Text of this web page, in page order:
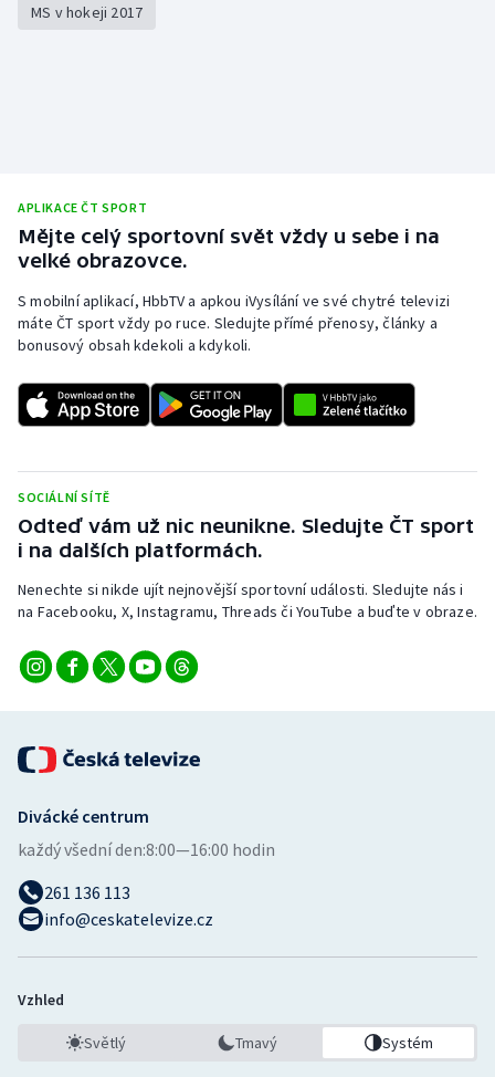
MS v hokeji 2017
APLIKACE ČT SPORT
Mějte celý sportovní svět vždy u sebe i na
velké obrazovce.
S mobilní aplikací, HbbTV a apkou iVysílání ve své chytré televizi
máte ČT sport vždy po ruce. Sledujte přímé přenosy, články a
bonusový obsah kdekoli a kdykoli.
SOCIÁLNÍ SÍTĚ
Odteď vám už nic neunikne. Sledujte ČT sport
i na dalších platformách.
Nenechte si nikde ujít nejnovější sportovní události. Sledujte nás i
na Facebooku, X, Instagramu, Threads či YouTube a buďte v obraze.
Divácké centrum
každý všední den:8:00—16:00 hodin
261 136 113
info@ceskatelevize.cz
Vzhled
Světlý Tmavý Systém